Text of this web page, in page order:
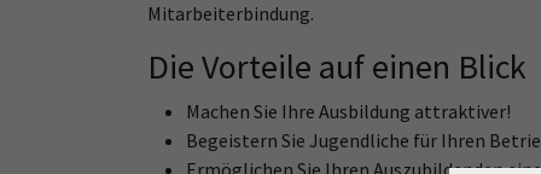
Mitarbeiterbindung.
Die Vorteile auf einen Blick
Machen Sie Ihre Ausbildung attraktiver!
Begeistern Sie Jugendliche für Ihren
Ermöglichen Sie Ihren Auszubildenden